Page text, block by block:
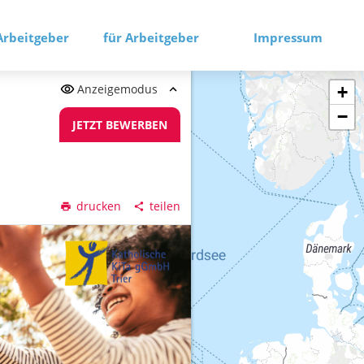
für Arbeitgeber Impressum
Anzeigemodus
JETZT BEWERBEN
drucken teilen
+
−